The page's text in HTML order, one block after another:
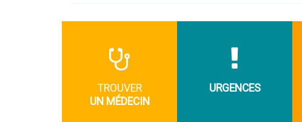
TROUVER
UN MÉDECIN
URGENCES